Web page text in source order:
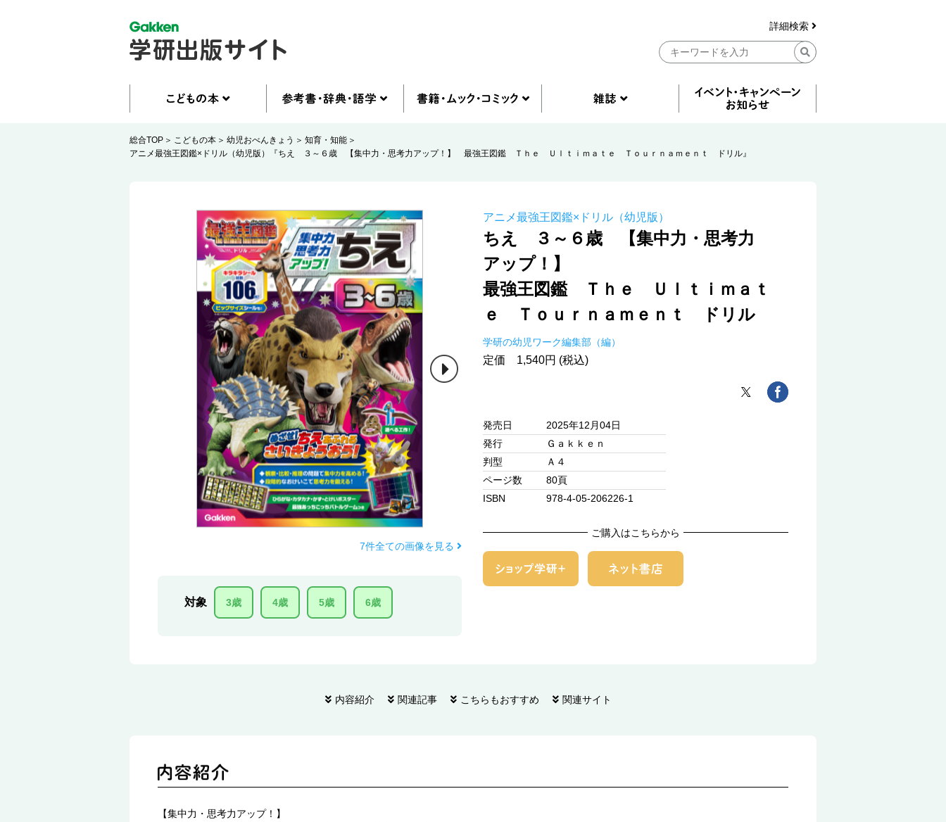
詳細検索
総合TOP こどもの本 幼児おべんきょう
知育・知能
アニメ最強王図鑑×ドリル（幼児版）『ちえ ３～６歳 【集中力・思考力アップ！】 最強王図鑑 Ｔｈｅ Ｕｌｔｉｍａｔｅ Ｔｏｕｒｎａｍｅｎｔ ドリル』
7件全ての画像を見る
対象 3歳 4歳 5歳 6歳
アニメ最強王図鑑×ドリル（幼児版）
ちえ ３～６歳 【集中力・思考力
アップ！】
最強王図鑑 Ｔｈｅ Ｕｌｔｉｍａｔ
ｅ Ｔｏｕｒｎａｍｅｎｔ ドリル
学研の幼児ワーク編集部（編）
定価 1,540円 (税込)
発売日
2025年12月04日
発行
Ｇａｋｋｅｎ
判型
Ａ４
ページ数
80頁
ISBN
978-4-05-206226-1
ご購入はこちらから
内容紹介 関連記事 こちらもおすすめ 関連サイト
【集中力・思考力アップ！】